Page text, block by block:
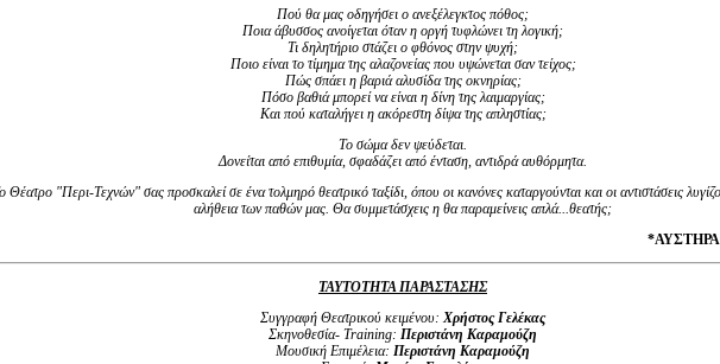
Πού θα μας οδηγήσει ο ανεξέλεγκτος πόθος;
Ποια άβυσσος ανοίγεται όταν η οργή τυφλώνει τη λογική;
Τι δηλητήριο στάζει ο φθόνος στην ψυχή;
Ποιο είναι το τίμημα της αλαζονείας που υψώνεται σαν τείχος;
Πώς σπάει η βαριά αλυσίδα της οκνηρίας;
Πόσο βαθιά μπορεί να είναι η δίνη της λαιμαργίας;
Και πού καταλήγει η ακόρεστη δίψα της απληστίας;
Το σώμα δεν ψεύδεται.
Δονείται από επιθυμία, σφαδάζει από ένταση, αντιδρά αυθόρμητα.
Θέατρο "Περι-Τεχνών" σας προσκαλεί σε ένα τολμηρό θεατρικό ταξίδι, όπου οι κανόνες καταργούνται και οι αντιστάσεις
αλήθεια των παθών μας. Θα συμμετάσχεις η θα παραμείνεις απλά...θεατής;
ΤΑΥΤΟΤΗΤΑ ΠΑΡΑΣΤΑΣΗΣ
Συγγραφή Θεατρικού κειμένου:Χρήστος Γελέκας
Σκηνοθεσία- Training: Περιστάνη Καραμούζη
Μουσική Επιμέλεια: Περιστάνη Καραμούζη